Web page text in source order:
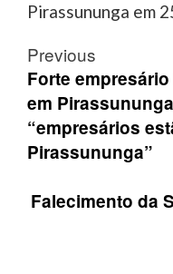
Pirassununga em
Post
navigation
Previous
Forte
em
“empresários
Pirassununga”
Falecimento da